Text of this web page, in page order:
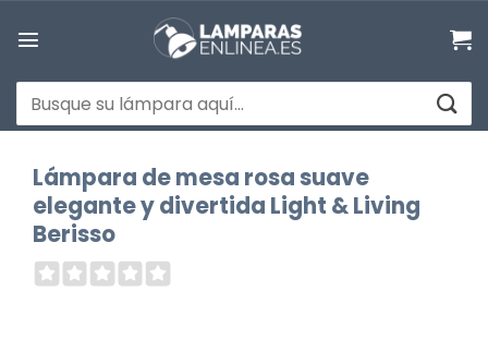
Buscar
por:
Lámpara de mesa rosa suave
elegante y divertida Light & Living
Berisso